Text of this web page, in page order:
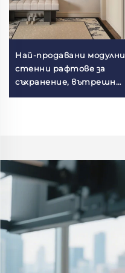
Най-продавани модулни
стенни рафтове за
съхранение, вътрешни
стенни рафтове,